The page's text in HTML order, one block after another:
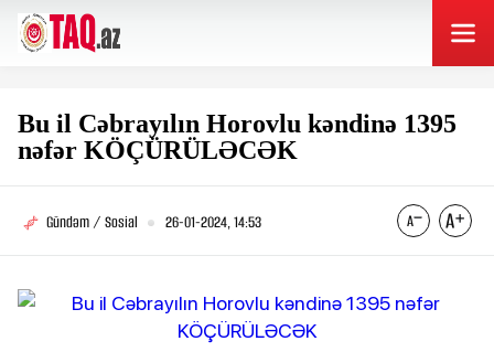
Bu il Cəbrayılın Horovlu kəndinə 1395
nəfər KÖÇÜRÜLƏCƏK
Gündəm / Sosial 26-01-2024, 14:53